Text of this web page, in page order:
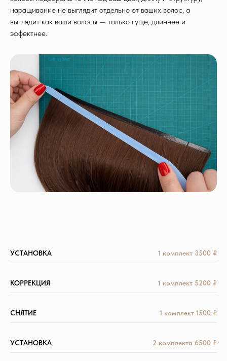
наращивание не выглядит отдельно от ваших волос, а
выглядит как ваши волосы — только гуще, длиннее и
эффектнее.
УСТАНОВКА 1 комплект 3500 ₽
КОРРЕКЦИЯ 1 комплект 5200 ₽
СНЯТИЕ 1 комплект 1500 ₽
УСТАНОВКА 2 комплекта 6500 ₽